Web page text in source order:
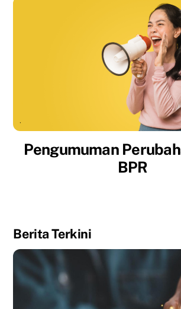
Pengumuman
BPR
Berita Terkini